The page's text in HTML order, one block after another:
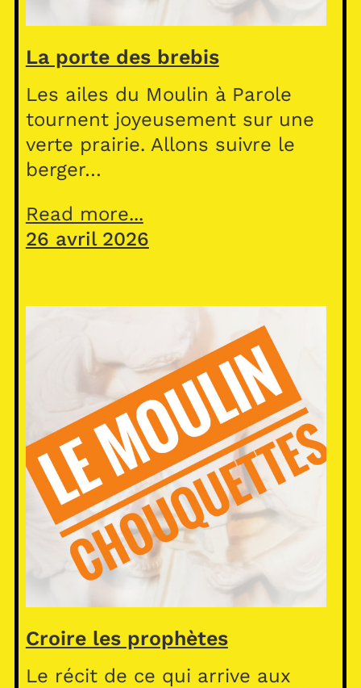
La porte des brebis
Les ailes du Moulin à Parole
tournent joyeusement sur une
verte prairie. Allons suivre le
berger…
Read more...
26 avril 2026
Croire les prophètes
Le récit de ce qui arrive aux